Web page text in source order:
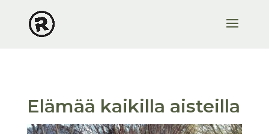
Elämää kaikilla aisteilla